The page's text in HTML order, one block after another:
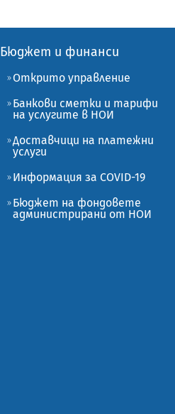
Бюджет и финанси
Открито управление
Банкови сметки и тарифи
на услугите в НОИ
Доставчици на платежни
услуги
Информация за COVID-19
Бюджет на фондовете
администрирани от НОИ